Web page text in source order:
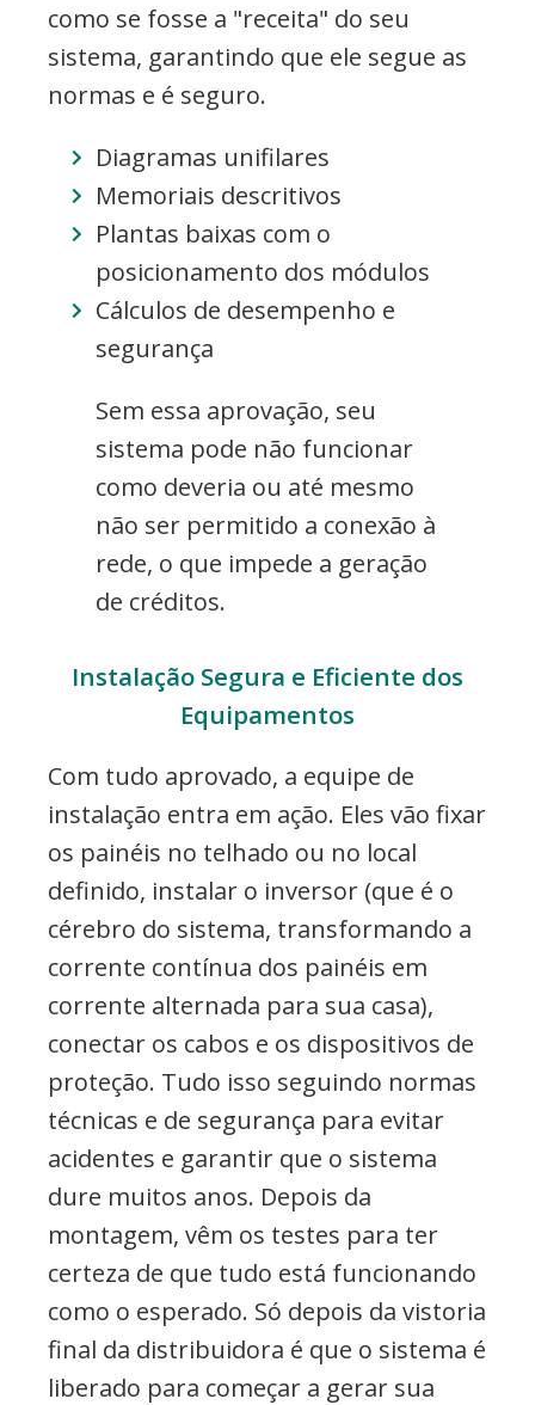
como se fosse a "receita" do seu
sistema, garantindo que ele segue as
normas e é seguro.
Diagramas unifilares
Memoriais descritivos
Plantas baixas com o
posicionamento dos módulos
Cálculos de desempenho e
segurança
Sem essa aprovação, seu
sistema pode não funcionar
como deveria ou até mesmo
não ser permitido a conexão à
rede, o que impede a geração
de créditos.
Instalação Segura e Eficiente dos
Equipamentos
Com tudo aprovado, a equipe de
instalação entra em ação. Eles vão fixar
os painéis no telhado ou no local
definido, instalar o inversor (que é o
cérebro do sistema, transformando a
corrente contínua dos painéis em
corrente alternada para sua casa),
conectar os cabos e os dispositivos de
proteção. Tudo isso seguindo normas
técnicas e de segurança para evitar
acidentes e garantir que o sistema
dure muitos anos. Depois da
montagem, vêm os testes para ter
certeza de que tudo está funcionando
como o esperado. Só depois da vistoria
final da distribuidora é que o sistema é
liberado para começar a gerar sua